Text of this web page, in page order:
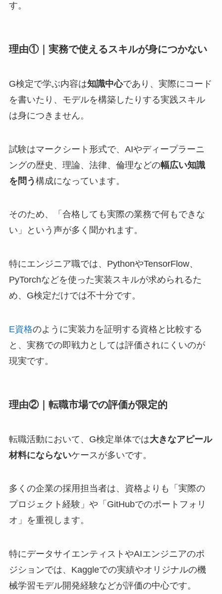
す。
理由①｜実務で使えるスキルが身につかない
G検定で学ぶ内容は知識中心であり、実際にコード
を書いたり、モデルを構築したりする実践スキル
は身につきません。
試験はマークシート形式で、AIやディープラーニ
ングの歴史、理論、法律、倫理などの幅広い知識
を問う 構成になっています。
そのため、「合格しても実際の業務で何もできな
い」という声が多く聞かれます。
特にエンジニア職では、PythonやTensorFlow、
PyTorchなどを使った実装スキルが求められるた
め、G検定だけでは不十分です。
E資格のように実装力を証明する資格と比較する
と、実務での即戦力としては評価されにくいのが
現実です。
理由②｜転職市場での評価が限定的
転職活動において、G検定単体では大きなアピール
材料にならないケースが多いです。
多くの企業の採用担当者は、資格よりも「実際の
プロジェクト経験」や「GitHubでのポートフォリ
オ」を重視します。
特にデータサイエンティストやAIエンジニアのポ
ジションでは、Kaggleでの実績やオリジナルの機
械学習モデル開発経験などが評価の中心です。